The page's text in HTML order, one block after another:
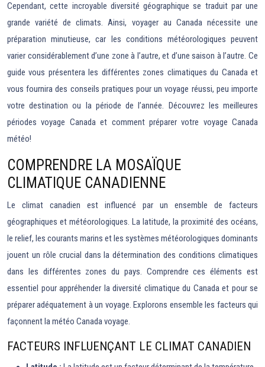
Cependant, cette incroyable diversité géographique se traduit par une
grande variété de climats. Ainsi, voyager au Canada nécessite une
préparation minutieuse, car les conditions météorologiques peuvent
varier considérablement d’une zone à l’autre, et d’une saison à l’autre. Ce
guide vous présentera les différentes zones climatiques du Canada et
vous fournira des conseils pratiques pour un voyage réussi, peu importe
votre destination ou la période de l’année. Découvrez les meilleures
périodes voyage Canada et comment préparer votre voyage Canada
météo!
COMPRENDRE LA MOSAÏQUE
CLIMATIQUE CANADIENNE
Le climat canadien est influencé par un ensemble de facteurs
géographiques et météorologiques. La latitude, la proximité des océans,
le relief, les courants marins et les systèmes météorologiques dominants
jouent un rôle crucial dans la détermination des conditions climatiques
dans les différentes zones du pays. Comprendre ces éléments est
essentiel pour appréhender la diversité climatique du Canada et pour se
préparer adéquatement à un voyage. Explorons ensemble les facteurs qui
façonnent la météo Canada voyage.
FACTEURS INFLUENÇANT LE CLIMAT CANADIEN